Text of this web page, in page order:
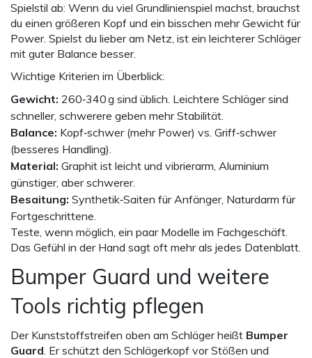
Spielstil ab: Wenn du viel Grundlinienspiel machst, brauchst
du einen größeren Kopf und ein bisschen mehr Gewicht für
Power. Spielst du lieber am Netz, ist ein leichterer Schläger
mit guter Balance besser.
Wichtige Kriterien im Überblick:
Gewicht: 260‑340 g sind üblich. Leichtere Schläger sind
schneller, schwerere geben mehr Stabilität.
Balance: Kopf‑schwer (mehr Power) vs. Griff‑schwer
(besseres Handling).
Material: Graphit ist leicht und vibrierarm, Aluminium
günstiger, aber schwerer.
Besaitung: Synthetik‑Saiten für Anfänger, Naturdarm für
Fortgeschrittene.
Teste, wenn möglich, ein paar Modelle im Fachgeschäft.
Das Gefühl in der Hand sagt oft mehr als jedes Datenblatt.
Bumper Guard und weitere
Tools richtig pflegen
Der Kunststoffstreifen oben am Schläger heißt Bumper
Guard. Er schützt den Schlägerkopf vor Stößen und